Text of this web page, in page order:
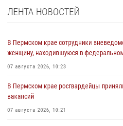
ЛЕНТА НОВОСТЕЙ
В Пермском крае сотрудники
женщину, находившуюся в
07 августа 2026, 10:23
В Пермском крае росгвардейцы
вакансий
07 августа 2026, 10:21